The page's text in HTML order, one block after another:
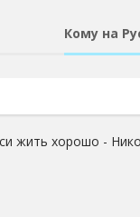
Кому на
жить хорошо -